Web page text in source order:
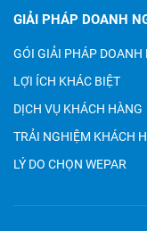
GIẢI PHÁP DOANH
GÓI GIẢI PHÁP DOANH
LỢI ÍCH KHÁC BIỆT
DỊCH VỤ KHÁCH HÀNG
TRẢI NGHIỆM KHÁCH
LÝ DO CHỌN WEPAR